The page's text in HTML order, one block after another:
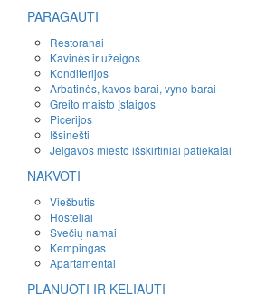
PARAGAUTI
Restoranai
Kavinės ir užeigos
Konditerijos
Arbatinės, kavos barai, vyno barai
Greito maisto įstaigos
Picerijos
Išsinešti
Jelgavos miesto išskirtiniai patiekalai
NAKVOTI
Viešbutis
Hosteliai
Svečių namai
Kempingas
Apartamentai
PLANUOTI IR KELIAUTI